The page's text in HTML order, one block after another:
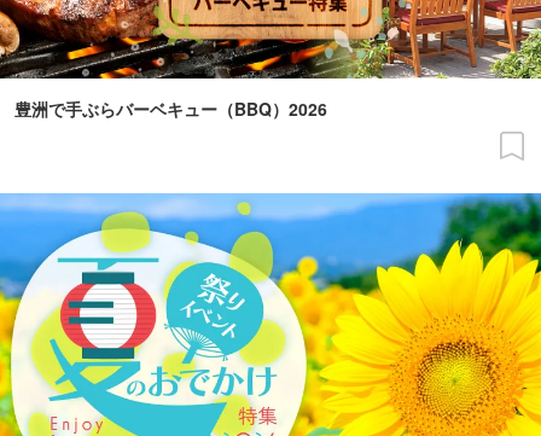
豊洲で手ぶらバーベキュー（BBQ）2026